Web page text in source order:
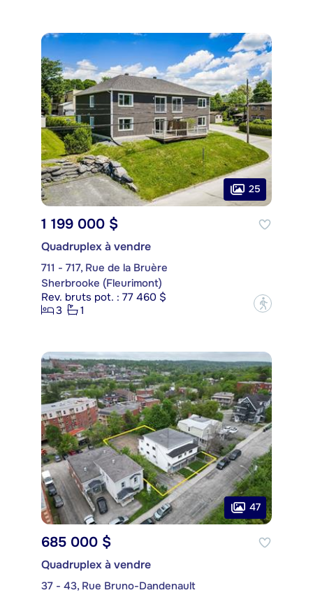
25
1 199 000 $
Quadruplex à vendre
711 - 717, Rue de la Bruère
Sherbrooke (Fleurimont)
Rev. bruts pot. : 77 460 $
3
1 ?
47
685 000 $
Quadruplex à vendre
37 - 43, Rue Bruno-Dandenault